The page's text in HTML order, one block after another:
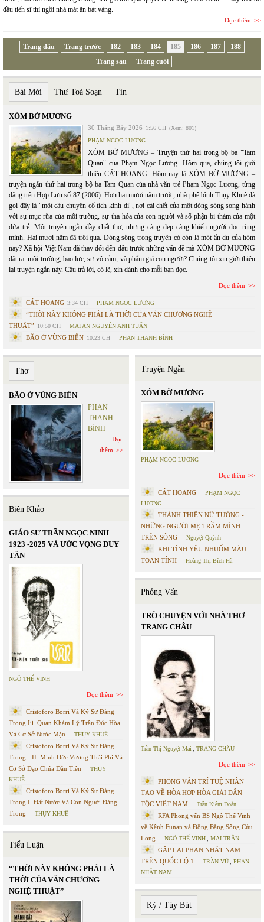
đầu tiến sĩ thì ngồi nhà mát ăn bát vàng.
Đọc thêm
Trang đầu Trang trước 182 183 184 185 186 187
188
Trang sau
Trang cuối
Bài Mới Thư Toà Soạn Tin
XÓM BỜ MƯƠNG
30 Tháng Bảy 2026 1:56 CH (Xem: 801)
PHẠM NGỌC LƯƠNG
XÓM BỜ MƯƠNG – Truyện thứ hai trong bộ ba "Tam
Quan" của Phạm Ngọc Lương. Hôm qua, chúng tôi giới
thiệu CÁT HOANG. Hôm nay là XÓM BỜ MƯƠNG –
truyện ngắn thứ hai trong bộ ba Tam Quan của nhà văn trẻ Phạm Ngọc Lương, từng
đăng trên Hợp Lưu số 87 (2006). Hơn hai mươi năm trước, nhà phê bình Thụy Khuê đã
gọi đây là "một câu chuyện cổ tích kinh dị", nơi cái chết của một dòng sông song hành
với sự mục rữa của môi trường, sự tha hóa của con người và số phận bi thảm của một
đứa trẻ. Một truyện ngắn đầy chất thơ, nhưng càng đẹp càng khiến người đọc rùng
mình. Hai mươi năm đã trôi qua. Dòng sông trong truyện có còn là một ẩn dụ của hôm
nay? Xã hội Việt Nam đã thay đổi đến đâu trước những vấn đề mà XÓM BỜ MƯƠNG
đặt ra: môi trường, bạo lực, sự vô cảm, và phẩm giá con người? Chúng tôi xin giới thiệu
lại truyện ngắn này. Câu trả lời, có lẽ, xin dành cho mỗi bạn đọc.
Đọc thêm
CÁT HOANG 3:34 CH PHẠM NGỌC LƯƠNG
“THỜI NÀY KHÔNG PHẢI LÀ THỜI CỦA VĂN CHƯƠNG NGHỆ
THUẬT” 10:50 CH MAI AN NGUYỄN ANH TUẤN
BÃO Ở VÙNG BIÊN 10:23 CH PHAN THANH BÌNH
Thơ
BÃO Ở VÙNG BIÊN
PHAN
THANH
BÌNH
Đọc
thêm
Biên Khảo
GIÁO SƯ TRẦN NGỌC NINH
1923 -2025 VÀ ƯỚC VỌNG DUY
TÂN
NGÔ THẾ VINH
Đọc thêm
Cristoforo Borri Và Ký Sự Đàng
Trong Iii. Quan Khám Lý Trần Đức Hòa
Và Cơ Sở Nước Mặn
THỤY KHUÊ
Cristoforo Borri Và Ký Sự Đàng
Trong - II. Minh Đức Vương Thái Phi Và
Cơ Sở Đạo Chúa Đầu Tiên
THỤY
KHUÊ
Cristoforo Borri Và Ký Sự Đàng
Trong I. Đất Nước Và Con Người Đàng
Trong
THỤY KHUÊ
Tiểu Luận
“THỜI NÀY KHÔNG PHẢI LÀ
THỜI CỦA VĂN CHƯƠNG
NGHỆ THUẬT”
Truyện Ngắn
XÓM BỜ MƯƠNG
PHẠM NGỌC LƯƠNG
Đọc thêm
CÁT HOANG
PHẠM NGỌC
LƯƠNG
THÁNH THIÊN NỮ TƯỚNG -
NHỮNG NGƯỜI MẸ TRẦM MÌNH
TRÊN SÔNG
Nguyệt Quỳnh
KHI TÌNH YÊU NHUỐM MÀU
TOAN TÍNH
Hoàng Thị Bích Hà
Phỏng Vấn
TRÒ CHUYỆN VỚI NHÀ THƠ
TRANG CHÂU
Trần Thị Nguyệt Mai TRANG CHÂU
Đọc thêm
PHỎNG VẤN TRÍ TUỆ NHÂN
TẠO VỀ HÒA HỢP HÒA GIẢI DÂN
TỘC VIỆT NAM
Trần Kiêm Đoàn
RFA Phỏng vấn BS Ngô Thế Vinh
về Kênh Funan và Đồng Bằng Sông Cửu
Long
NGÔ THẾ VINH MAI TRẦN
GẶP LẠI PHAN NHẬT NAM
TRÊN QUỐC LỘ 1
TRẦN VŨ
PHAN
NHẬT NAM
Ký / Tùy Bút